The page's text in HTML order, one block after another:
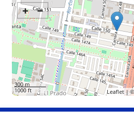
+ −
300 m
1000 ft
Leaflet|